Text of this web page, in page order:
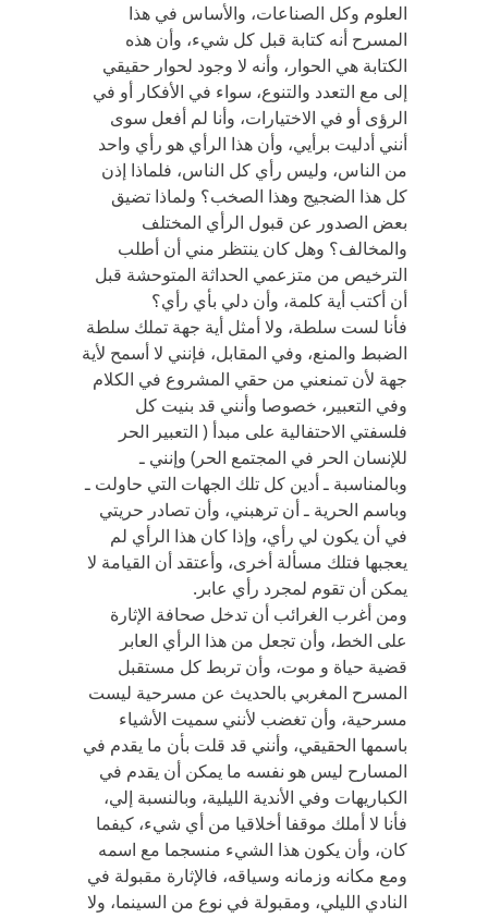
العلوم وكل الصناعات، والأساس في هذا
المسرح أنه كتابة قبل كل شيء، وأن هذه
الكتابة هي الحوار، وأنه لا وجود لحوار حقيقي
إلى مع التعدد والتنوع، سواء في الأفكار أو في
الرؤى أو في الاختيارات، وأنا لم أفعل سوى
أنني أدليت برأيي، وأن هذا الرأي هو رأي واحد
من الناس، وليس رأي كل الناس، فلماذا إذن
كل هذا الضجيج وهذا الصخب؟ ولماذا تضيق
بعض الصدور عن قبول الرأي المختلف
والمخالف؟ وهل كان ينتظر مني أن أطلب
الترخيص من متزعمي الحداثة المتوحشة قبل
أن أكتب أية كلمة، وأن دلي بأي رأي؟
فأنا لست سلطة، ولا أمثل أية جهة تملك سلطة
الضبط والمنع، وفي المقابل، فإنني لا أسمح لأية
جهة لأن تمنعني من حقي المشروع في الكلام
وفي التعبير، خصوصا وأنني قد بنيت كل
فلسفتي الاحتفالية على مبدأ ( التعبير الحر
للإنسان الحر في المجتمع الحر) وإنني ـ
وبالمناسبة ـ أدين كل تلك الجهات التي حاولت ـ
وباسم الحرية ـ أن ترهبني، وأن تصادر حريتي
في أن يكون لي رأي، وإذا كان هذا الرأي لم
يعجبها فتلك مسألة أخرى، وأعتقد أن القيامة لا
يمكن أن تقوم لمجرد رأي عابر.
ومن أغرب الغرائب أن تدخل صحافة الإثارة
على الخط، وأن تجعل من هذا الرأي العابر
قضية حياة و موت، وأن تربط كل مستقبل
المسرح المغربي بالحديث عن مسرحية ليست
مسرحية، وأن تغضب لأنني سميت الأشياء
باسمها الحقيقي، وأنني قد قلت بأن ما يقدم في
المسارح ليس هو نفسه ما يمكن أن يقدم في
الكباريهات وفي الأندية الليلية، وبالنسبة إلي،
فأنا لا أملك موقفا أخلاقيا من أي شيء، كيفما
كان، وأن يكون هذا الشيء منسجما مع اسمه
ومع مكانه وزمانه وسياقه، فالإثارة مقبولة في
النادي الليلي، ومقبولة في نوع من السينما، ولا